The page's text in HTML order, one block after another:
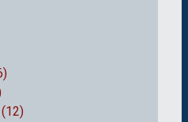
(12)